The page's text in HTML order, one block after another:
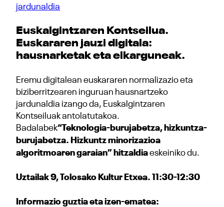
jardunaldia
Euskalgintzaren Kontseilua.
Euskararen jauzi digitala:
hausnarketak eta elkarguneak.
Eremu digitalean euskararen normalizazio eta
biziberritzearen inguruan hausnartzeko
jardunaldia izango da, Euskalgintzaren
Kontseiluak antolatutakoa.
Badalabek“Teknologia-burujabetza, hizkuntza-
burujabetza. Hizkuntz minorizazioa
algoritmoaren garaian” hitzaldiaeskeiniko du.
Uztailak 9, Tolosako Kultur Etxea. 11:30-12:30
Informazio guztia eta izen-ematea: